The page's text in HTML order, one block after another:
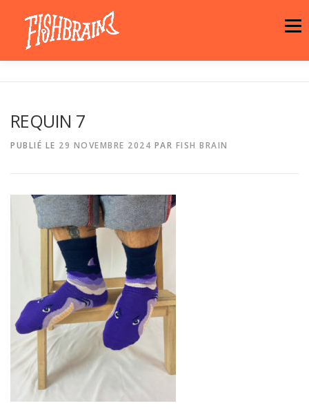
contenu
Menu
LA BOUTIQUE
REQUIN 7
PUBLIÉ LE 29 NOVEMBRE 2024 PAR FISH BRAIN